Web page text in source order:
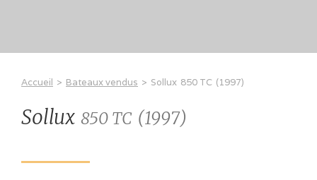
Accueil > Bateaux vendus > Sollux 850 TC (1997)
Sollux 850 TC (1997)